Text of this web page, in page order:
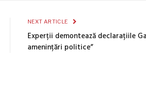
NEXT ARTICLE
Experții demontează declarațiile
amenințări politice”